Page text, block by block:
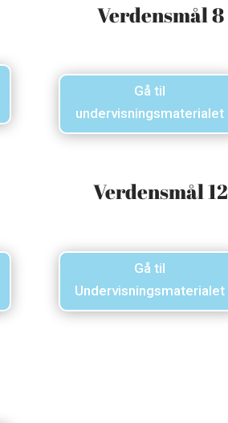
Verdensmål 8
Gå til
undervisningsmaterialet
Verdensmål 12
Gå til
Undervisningsmaterialet